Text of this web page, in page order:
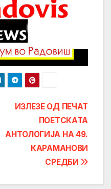
ИЗЛЕЗЕ ОД ПЕЧАТ
ПОЕТСКАТА
АНТОЛОГИЈА НА 49.
КАРАМАНОВИ
СРЕДБИ